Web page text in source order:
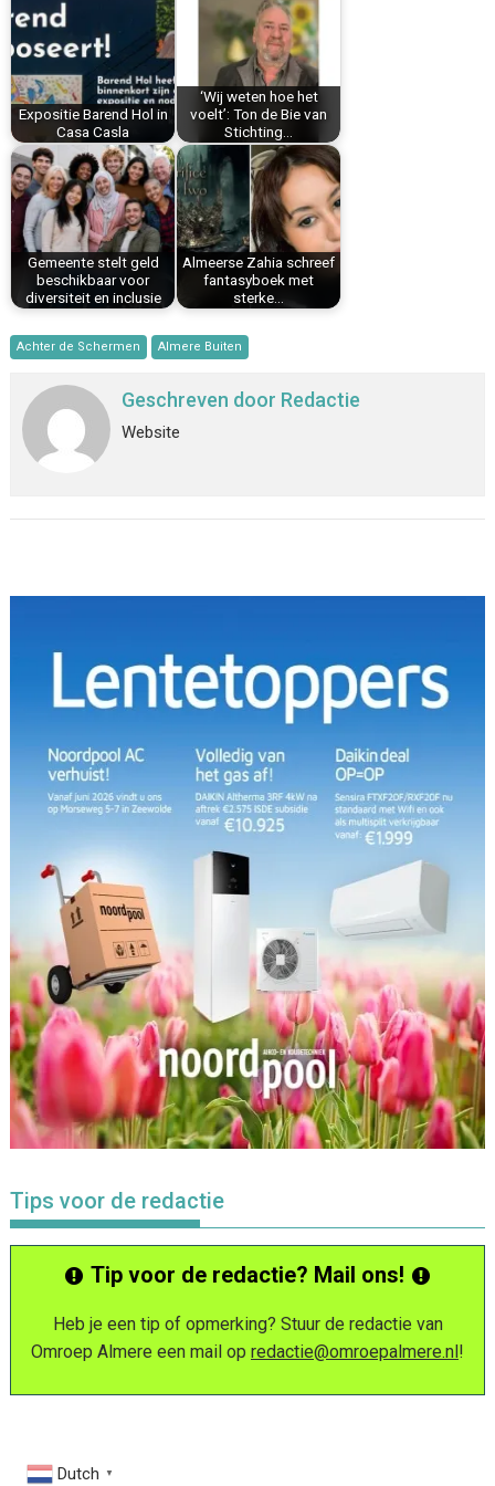
o
o
k
s
t
d
I
n
A
p
p
Expositie Barend Hol in
Casa Casla
‘Wij weten hoe het
voelt’: Ton de Bie van
Stichting…
Gemeente stelt geld
beschikbaar voor
diversiteit en inclusie
Almeerse Zahia schreef
fantasyboek met
sterke…
Achter de Schermen Almere Buiten
Geschreven door Redactie
Website
Tips voor de redactie
Tip voor de redactie? Mail ons!
Heb je een tip of opmerking? Stuur de redactie van
Omroep Almere een mail op redactie@omroepalmere.nl!
Dutch ▼